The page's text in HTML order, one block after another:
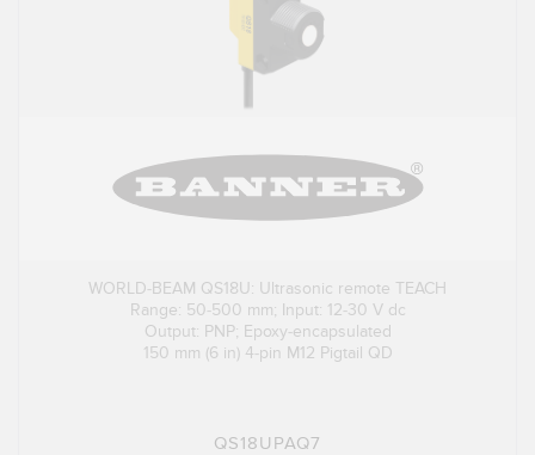
WORLD-BEAM QS18U: Ultrasonic remote TEACH
Range: 50-500 mm; Input: 12-30 V dc
Output: PNP; Epoxy-encapsulated
150 mm (6 in) 4-pin M12 Pigtail QD
QS18UPAQ7